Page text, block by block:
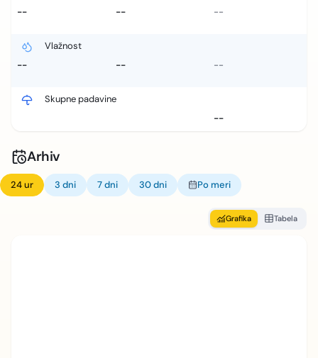
--
-- --
Vlažnost
--
-- --
Skupne padavine
--
Arhiv
24 ur 3 dni 7 dni 30 dni Po meri
Grafika Tabela